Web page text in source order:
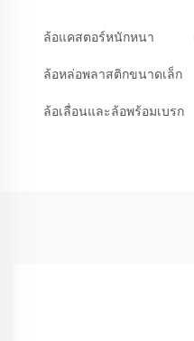
ล้อแคสตอร์หนักหนา
ล้อหล่อพลาสติกขนาดเล็ก
ล้อเลื่อนและล้อพร้อมเบรก